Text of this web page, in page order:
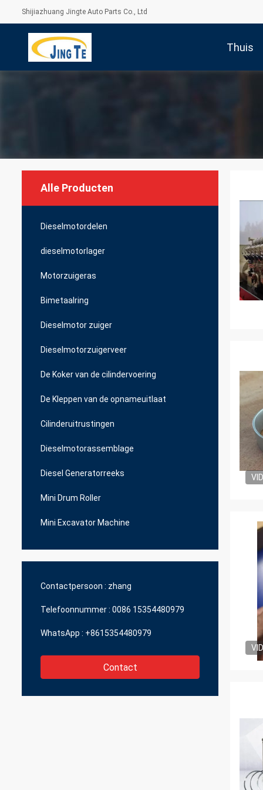
Shijiazhuang Jingte Auto Parts Co., Ltd
Thuis
Alle Producten
Dieselmotordelen
dieselmotorlager
Motorzuigeras
Bimetaalring
Dieselmotor zuiger
Dieselmotorzuigerveer
De Koker van de cilindervoering
De Kleppen van de opnameuitlaat
Cilinderuitrustingen
Dieselmotorassemblage
Diesel Generatorreeks
Mini Drum Roller
Mini Excavator Machine
Contactpersoon : zhang
Telefoonnummer : 0086 15354480979
WhatsApp : +8615354480979
Contact